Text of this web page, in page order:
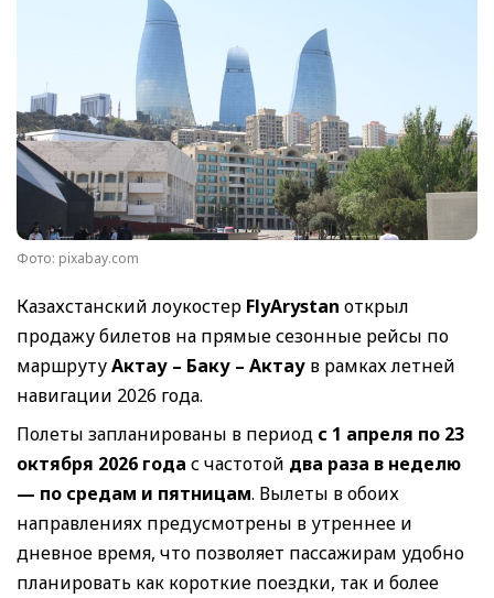
Фото: pixabay.com
Казахстанский лоукостер FlyArystan открыл
продажу билетов на прямые сезонные рейсы по
маршрутуАктау – Баку – Актау в рамках летней
навигации 2026 года.
Полеты запланированы в период с 1 апреля по 23
октября 2026 года с частотой два раза в неделю
— по средам и пятницам. Вылеты в обоих
направлениях предусмотрены в утреннее и
дневное время, что позволяет пассажирам удобно
планировать как короткие поездки, так и более